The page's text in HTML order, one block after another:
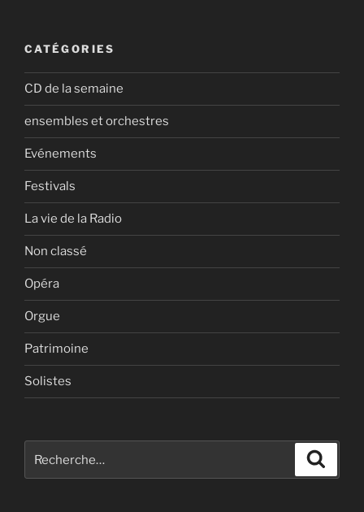
CATÉGORIES
CD de la semaine
ensembles et orchestres
Evénements
Festivals
La vie de la Radio
Non classé
Opéra
Orgue
Patrimoine
Solistes
pour